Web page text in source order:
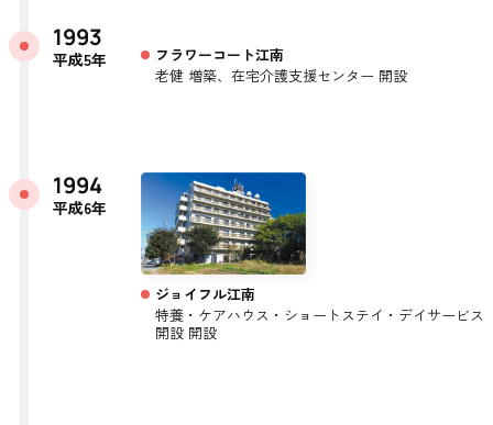
1993
平成5年
フラワーコート江南
老健 増築、在宅介護支援センター 開設
1994
平成6年
ジョイフル江南
特養・ケアハウス・ショートステイ・デイサービス
開設 開設